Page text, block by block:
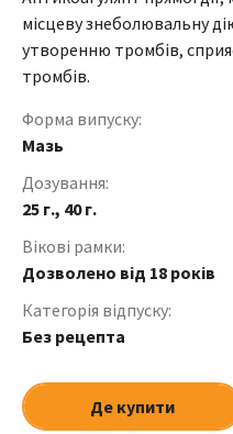
місцеву знеболювальну
утворенню тромбів,
тромбів.
Форма випуску:
Мазь
Дозування:
25 г., 40 г.
Вікові рамки:
Дозволено від 18 років
Категорія відпуску:
Без рецепта
Де купити